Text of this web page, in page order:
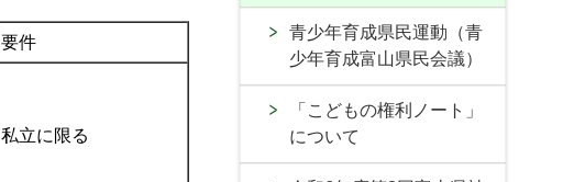
要件
私立に限る
青少年育成県民運動（青
少年育成富山県民会議）
「こどもの権利ノート」
について